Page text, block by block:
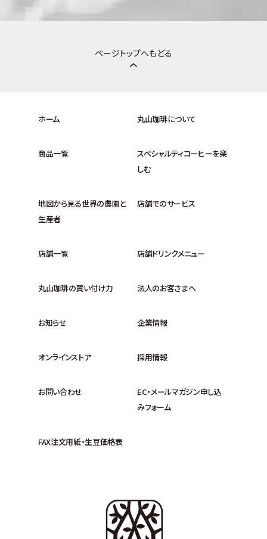
ページトップへもどる
ホーム 丸山珈琲について
商品一覧
スペシャルティコーヒーを楽
しむ
地図から見る世界の農園と
生産者
店舗でのサービス
店舗一覧 店舗ドリンクメニュー
丸山珈琲の買い付け力 法人のお客さまへ
お知らせ 企業情報
オンラインストア 採用情報
お問い合わせ
EC・メールマガジン申し込
みフォーム
FAX注文用紙・生豆価格表